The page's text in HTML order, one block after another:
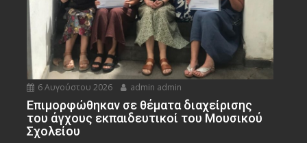
6 Αυγούστου 2026 admin admin
Eπιμορφώθηκαν σε θέματα διαχείρισης
του άγχους εκπαιδευτικοί του Μουσικού
Σχολείου